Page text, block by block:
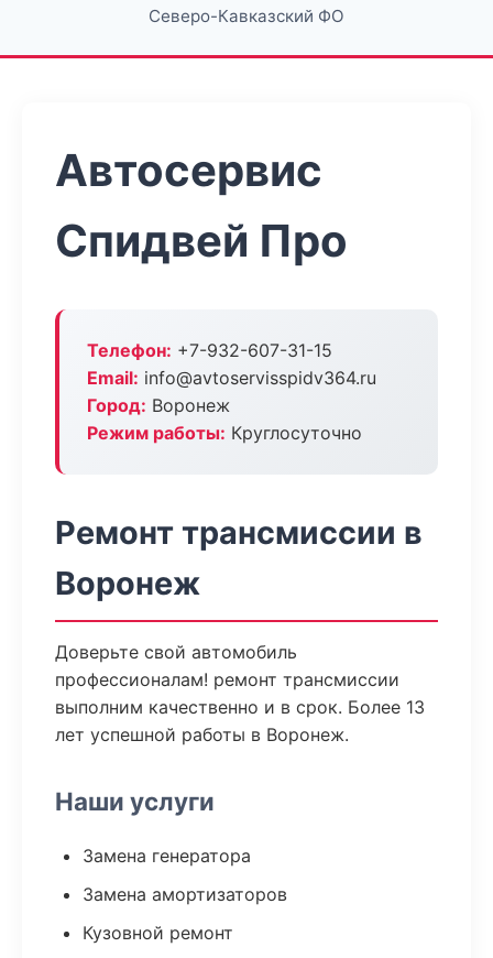
Северо-Кавказский ФО
Автосервис
Спидвей Про
Телефон: +7-932-607-31-15
Email: info@avtoservisspidv364.ru
Город: Воронеж
Режим работы: Круглосуточно
Ремонт трансмиссии в
Воронеж
Доверьте свой автомобиль
профессионалам! ремонт трансмиссии
выполним качественно и в срок. Более 13
лет успешной работы в Воронеж.
Наши услуги
Замена генератора
Замена амортизаторов
Кузовной ремонт